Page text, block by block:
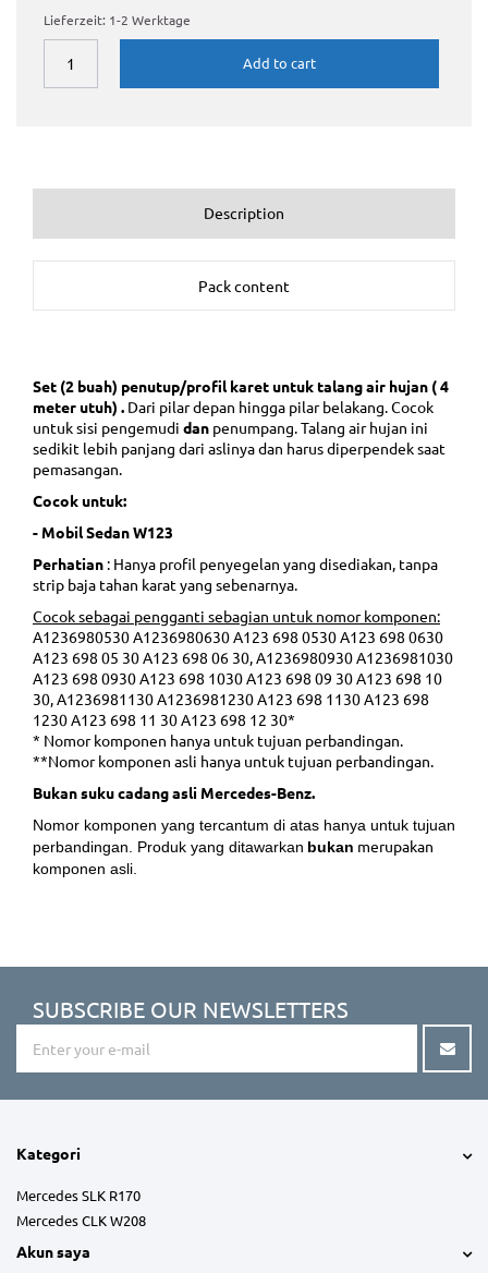
Lieferzeit: 1-2 Werktage
Add to cart
Description
Pack content
Set (2 buah) penutup/profil karet untuk talang air hujan (4
meter utuh) . Dari pilar depan hingga pilar belakang. Cocok
untuk sisi pengemudi dan penumpang. Talang air hujan ini
sedikit lebih panjang dari aslinya dan harus diperpendek saat
pemasangan.
Cocokuntuk:
- Mobil Sedan W123
Perhatian : Hanya profil penyegelan yang disediakan, tanpa
strip baja tahan karat yang sebenarnya.
Cocok sebagai pengganti sebagian untuk nomor komponen:
A1236980530 A1236980630 A123 698 0530 A123 698 0630
A123 698 05 30 A123 698 06 30, A1236980930 A1236981030
A123 698 0930 A123 698 1030 A123 698 09 30 A123 698 10
30, A1236981130 A1236981230 A123 698 1130 A123 698
1230 A123 698 11 30 A123 698 12 30*
* Nomor komponen hanya untuk tujuan perbandingan.
**Nomor komponen asli hanya untuk tujuan perbandingan.
Bukan suku cadang asli Mercedes-Benz.
Nomor komponen yang tercantum di atas hanya untuk tujuan
perbandingan. Produk yang ditawarkan bukan merupakan
komponen asli.
SUBSCRIBE OUR NEWSLETTERS
Kategori
Mercedes SLK R170
Mercedes CLK W208
Akun saya